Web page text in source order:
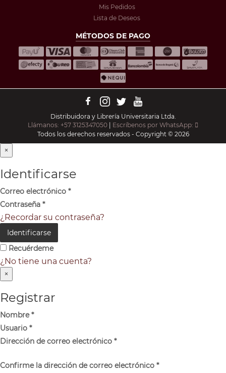
Mis Pedidos
Lista de Deseos
MÉTODOS DE PAGO
Distribuidora y Librería Universitaria Ltda.
Llámanos: +57 3125347050 | Escríbenos por WhatsApp:
Todos los derechos reservados - Copyright © 2026
×
Identificarse
Correo electrónico *
Contraseña *
¿Recordar su contraseña?
Identificarse
Recuérdeme
¿No tiene una cuenta?
×
Registrar
Nombre*
Usuario *
Dirección de correo electrónico *
Confirme la dirección de correo electrónico *